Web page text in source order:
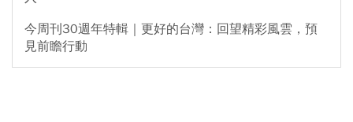
今周刊30週年特輯｜更好的台灣：回望精彩風雲，預
見前瞻行動